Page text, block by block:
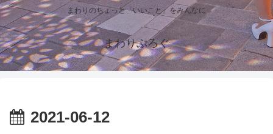
まわりのちょっと「いいこと」をみんなに
まわりぶろぐ
2021-06-12